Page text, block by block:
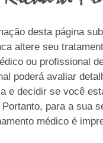
desta página
altere seu
ou profissional
poderá avaliar
e decidir se você
para a sua
médico é